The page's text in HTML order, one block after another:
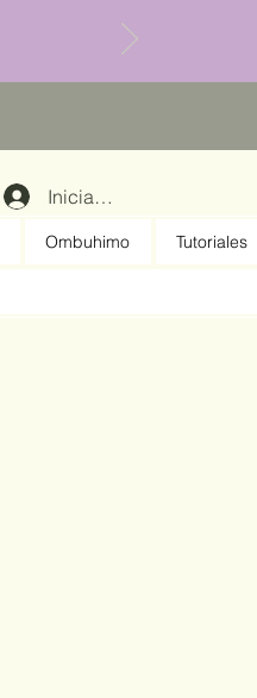
Iniciar sesión
Ombuhimo Tutoriales